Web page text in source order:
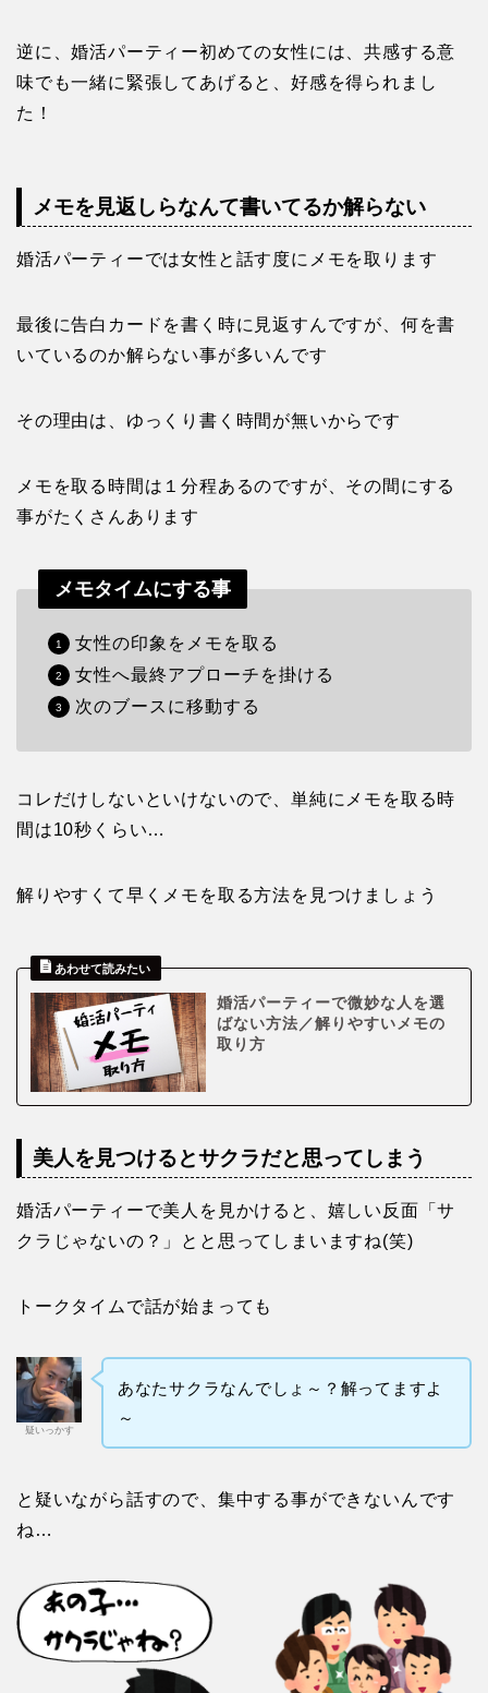
逆に、婚活パーティー初めての女性には、共感する意
味でも一緒に緊張してあげると、好感を得られまし
た！
メモを見返しらなんて書いてるか解らない
婚活パーティーでは女性と話す度にメモを取ります
最後に告白カードを書く時に見返すんですが、何を書
いているのか解らない事が多いんです
その理由は、ゆっくり書く時間が無いからです
メモを取る時間は１分程あるのですが、その間にする
事がたくさんあります
メモタイムにする事
女性の印象をメモを取る
女性へ最終アプローチを掛ける
次のブースに移動する
コレだけしないといけないので、単純にメモを取る時
間は10秒くらい…
解りやすくて早くメモを取る方法を見つけましょう
婚活パーティーで微妙な人を選
ばない方法／解りやすいメモの
取り方
美人を見つけるとサクラだと思ってしまう
婚活パーティーで美人を見かけると、嬉しい反面「サ
クラじゃないの？」とと思ってしまいますね(笑)
トークタイムで話が始まっても
疑いっかす
あなたサクラなんでしょ～？解ってますよ
～
と疑いながら話すので、集中する事ができないんです
ね…